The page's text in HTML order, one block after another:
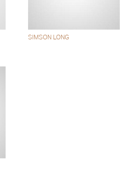
SIMSON LONG